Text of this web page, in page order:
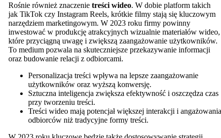
Rośnie również znaczenie treści wideo. W dobie platform takich
jak TikTok czy Instagram Reels, krótkie filmy stają się kluczowym
narzędziem marketingowym. W 2023 roku firmy powinny
inwestować w produkcję atrakcyjnych wizualnie materiałów wideo,
które przyciągną uwagę i zwiększą zaangażowanie użytkowników.
To medium pozwala na skuteczniejsze przekazywanie informacji
oraz budowanie relacji z odbiorcami.
Personalizacja treści wpływa na lepsze zaangażowanie
użytkowników oraz wyższą konwersję.
Sztuczna inteligencja zwiększa efektywność i oszczędza czas
przy tworzeniu treści.
Treści wideo mają potencjał większej interakcji i angażowania
odbiorców niż tradycyjne formy treści.